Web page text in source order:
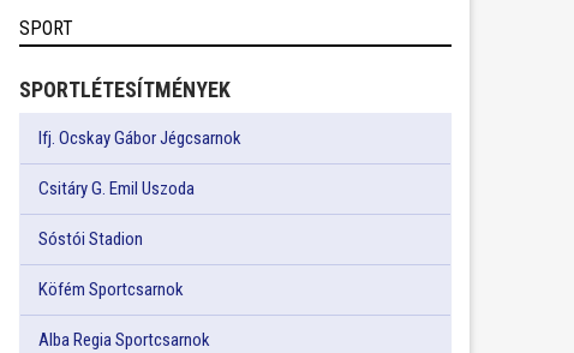
SPORT
SPORTLÉTESÍTMÉNYEK
Ifj. Ocskay Gábor Jégcsarnok
Csitáry G. Emil Uszoda
Sóstói Stadion
Köfém Sportcsarnok
Alba Regia Sportcsarnok